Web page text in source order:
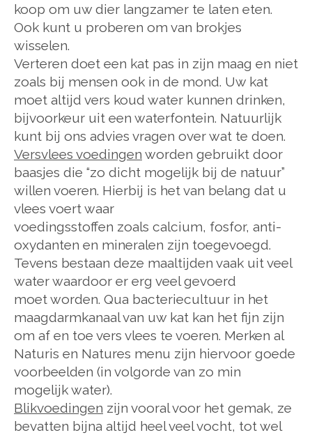
koop om uw dier langzamer te laten eten.
Ook kunt u proberen om van brokjes
wisselen.
Verteren doet een kat pas in zijn maag en niet
zoals bij mensen ook in de mond. Uw kat
moet altijd vers koud water kunnen drinken,
bijvoorkeur uit een waterfontein. Natuurlijk
kunt bij ons advies vragen over wat te doen.
Versvlees voedingen worden gebruikt door
baasjes die “zo dicht mogelijk bij de natuur”
willen voeren. Hierbij is het van belang dat u
vlees voert waar
voedingsstoffen zoals calcium, fosfor, anti-
oxydanten en mineralen zijn toegevoegd.
Tevens bestaan deze maaltijden vaak uit veel
water waardoor er erg veel gevoerd
moet worden. Qua bacteriecultuur in het
maagdarmkanaal van uw kat kan het fijn zijn
om af en toe vers vlees te voeren. Merken al
Naturis en Natures menu zijn hiervoor goede
voorbeelden (in volgorde van zo min
mogelijk water).
Blikvoedingen zijn vooral voor het gemak, ze
bevatten bijna altijd heel veel vocht, tot wel